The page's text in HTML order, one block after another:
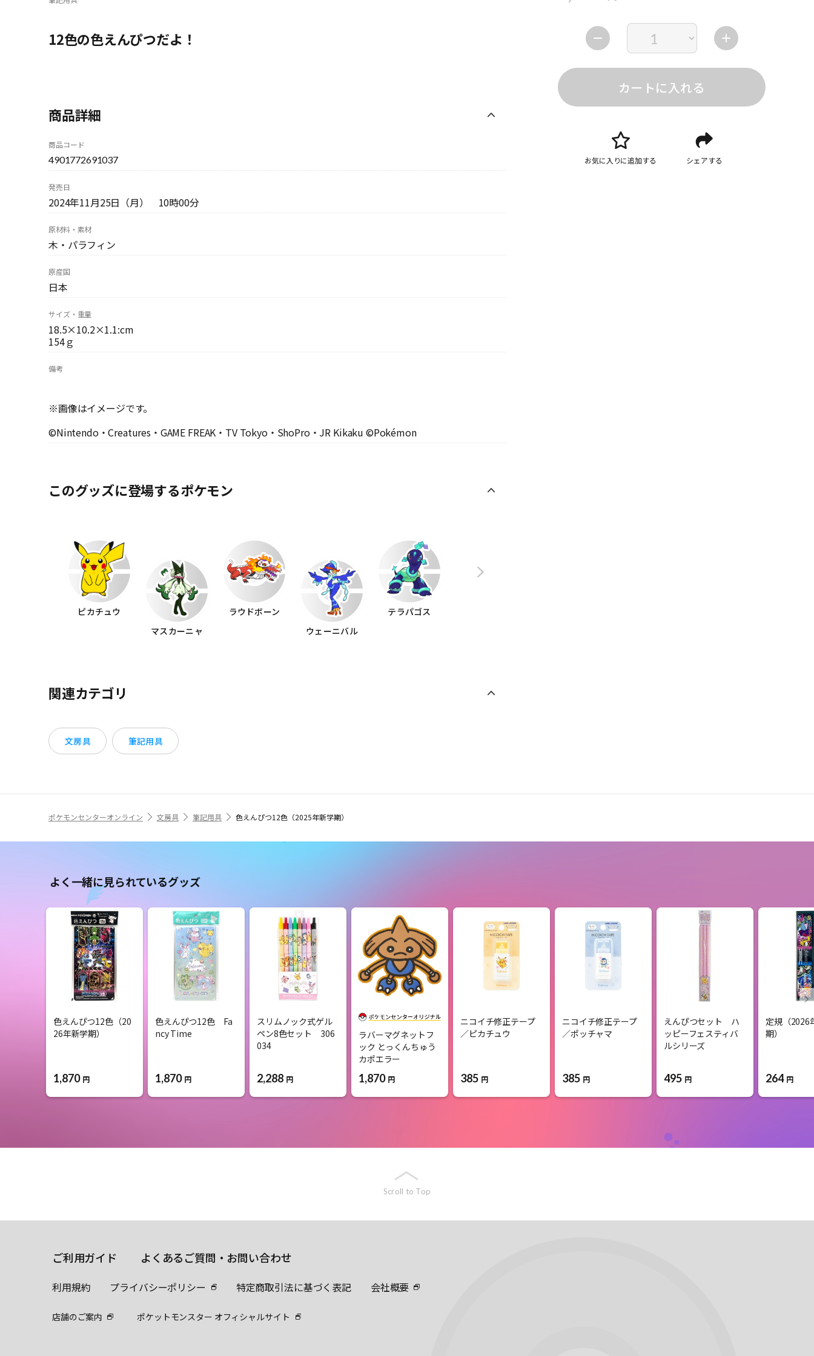
カートに入れる
お気に入りに追加する シェアする
12色の色えんぴつだよ！
商品詳細
商品コード
4901772691037
発売日
2024年11月25日（月） 10時00分
原材料・素材
木・パラフィン
原産国
日本
サイズ・重量
18.5×10.2×1.1:cm
154ｇ
備考
※画像はイメージです。
©Nintendo・Creatures・GAME FREAK・TV Tokyo・ShoPro・JR Kikaku ©Pokémon
このグッズに登場するポケモン
ピカチュウ
マスカーニャ
ラウドボーン
ウェーニバル
テラパゴス
関連カテゴリ
文房具 筆記用具
ポケモンセンターオンライン 文房具 筆記用具 色えんぴつ12色（2025年新学期）
よく一緒に見られているグッズ
色えんぴつ12色（20
26年新学期）
1,870 円
色えんぴつ12色 Fa
ncy Time
1,870 円
スリムノック式ゲル
ペン8色セット 306
034
2,288 円
ラバーマグネットフ
ック とっくんちゅう
カポエラー
1,870 円
ニコイチ修正テープ
／ピカチュウ
385 円
ニコイチ修正テープ
／ポッチャマ
385 円
えんぴつセット ハ
ッピーフェスティバ
ルシリーズ
495 円
定規（2026
期）
264 円
Scroll to Top
ご利用ガイド よくあるご質問・お問い合わせ
利用規約 プライバシーポリシー 特定商取引法に基づく表記 会社概要
店舗のご案内 ポケットモンスター オフィシャルサイト